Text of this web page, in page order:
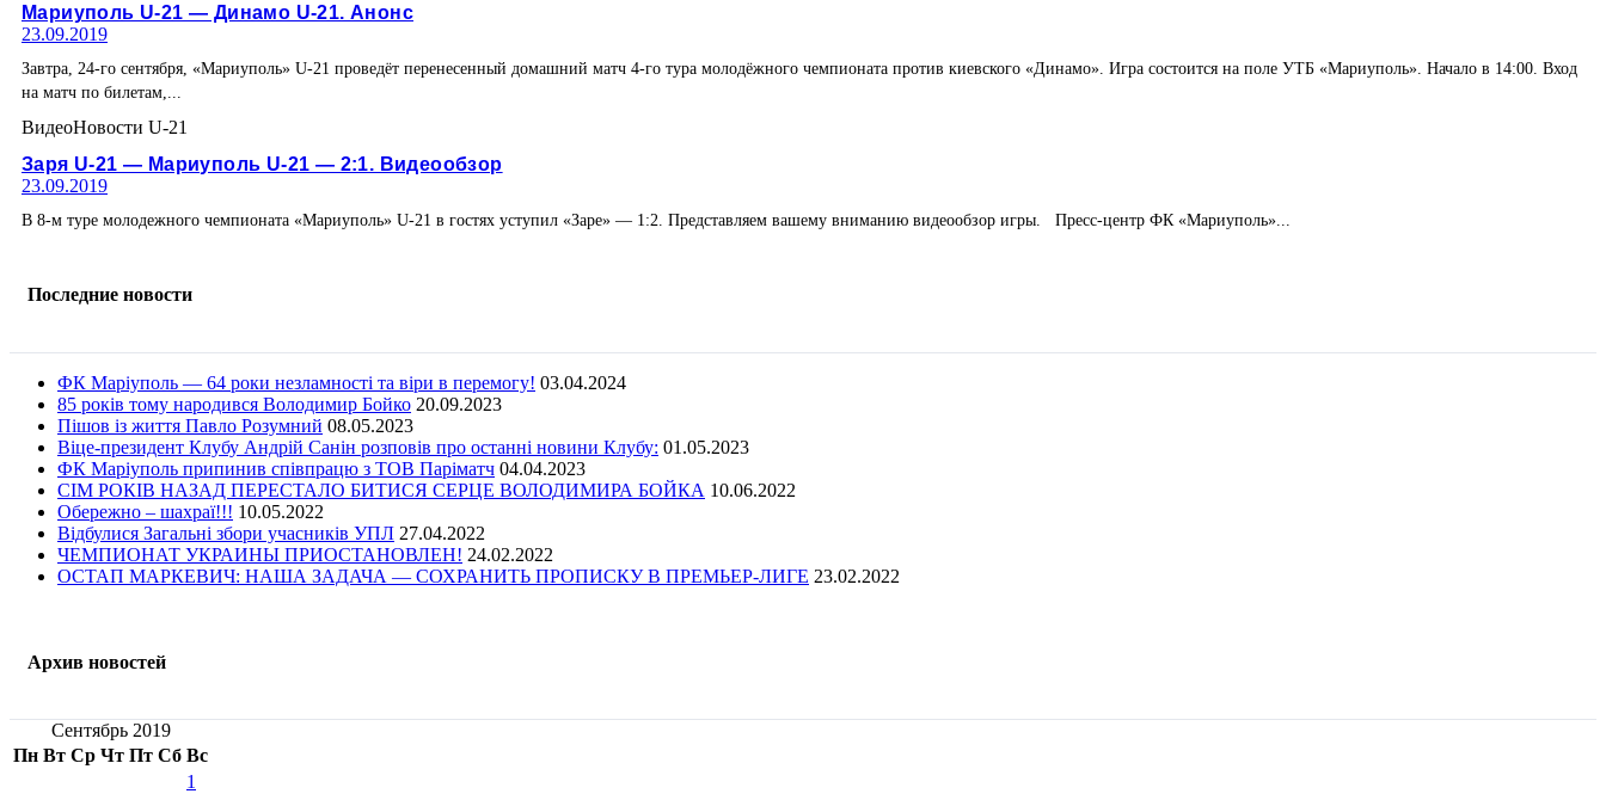
Мариуполь U-21 — Динамо U-21. Анонс
23.09.2019
Завтра, 24-го сентября, «Мариуполь» U-21 проведёт перенесенный домашний матч 4-го тура молодёжного чемпионата против киевского «Динамо». Игра состоится на поле УТБ «Мариуполь». Начало в 14:00. Вход
на матч по билетам,...
ВидеоНовости U-21
Заря U-21 — Мариуполь U-21 — 2:1. Видеообзор
23.09.2019
В 8-м туре молодежного чемпионата «Мариуполь» U-21 в гостях уступил «Заре» — 1:2. Представляем вашему вниманию видеообзор игры. Пресс-центр ФК «Мариуполь»...
Последние новости
ФК Маріуполь — 64 роки незламності та віри в перемогу! 03.04.2024
85 років тому народився Володимир Бойко 20.09.2023
Пішов із життя Павло Розумний 08.05.2023
Віце-президент Клубу Андрій Санін розповів про останні новини Клубу: 01.05.2023
ФК Маріуполь припинив співпрацю з ТОВ Паріматч 04.04.2023
СІМ РОКІВ НАЗАД ПЕРЕСТАЛО БИТИСЯ СЕРЦЕ ВОЛОДИМИРА БОЙКА 10.06.2022
Обережно – шахраї!!! 10.05.2022
Відбулися Загальні збори учасників УПЛ 27.04.2022
ЧЕМПИОНАТ УКРАИНЫ ПРИОСТАНОВЛЕН! 24.02.2022
ОСТАП МАРКЕВИЧ: НАША ЗАДАЧА — СОХРАНИТЬ ПРОПИСКУ В ПРЕМЬЕР-ЛИГЕ 23.02.2022
Архив новостей
Сентябрь 2019
Пн Вт Ср Чт Пт Сб Вс
1